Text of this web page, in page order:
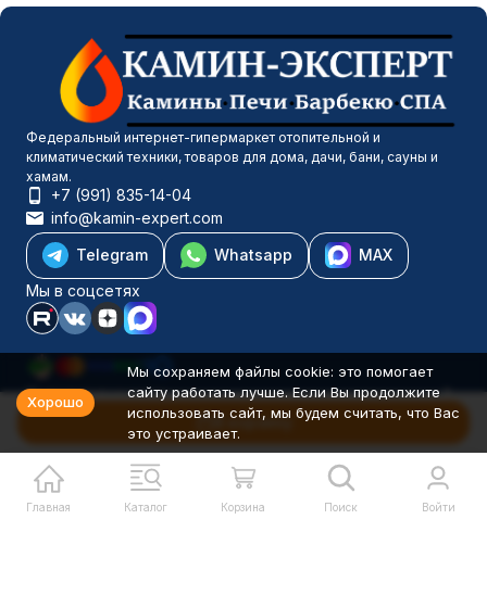
В корзину
Главная Каталог Корзина Поиск Войти
Федеральный интернет-гипермаркет отопительной и
климатический техники, товаров для дома, дачи, бани, сауны и
хамам.
+7 (991) 835-14-04
info@kamin-expert.com
Telegram
Whatsapp
MAX
Мы в соцсетях
Каталог товаров
Компания
Информация
Политика персональных данных
© 2001-2026 Камин-Эксперт ИП Понюхов В. А. ОГРНИП
326527500040181
Хорошо
Мы сохраняем файлы cookie: это помогает
сайту работать лучше. Если Вы продолжите
использовать сайт, мы будем считать, что Вас
это устраивает.